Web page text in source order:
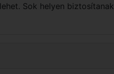
Sok helyen biztosítanak